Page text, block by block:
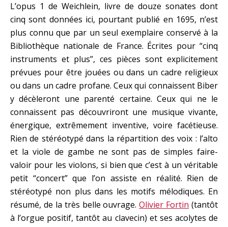
L’opus 1 de Weichlein, livre de douze sonates dont
cinq sont données ici, pourtant publié en 1695, n’est
plus connu que par un seul exemplaire conservé à la
Bibliothèque nationale de France. Écrites pour “cinq
instruments et plus”, ces pièces sont explicitement
prévues pour être jouées ou dans un cadre religieux
ou dans un cadre profane. Ceux qui connaissent Biber
y décèleront une parenté certaine. Ceux qui ne le
connaissent pas découvriront une musique vivante,
énergique, extrêmement inventive, voire facétieuse.
Rien de stéréotypé dans la répartition des voix : l’alto
et la viole de gambe ne sont pas de simples faire-
valoir pour les violons, si bien que c’est à un véritable
petit “concert” que l’on assiste en réalité. Rien de
stéréotypé non plus dans les motifs mélodiques. En
résumé, de la très belle ouvrage.Olivier Fortin (tantôt
à l’orgue positif, tantôt au clavecin) et ses acolytes de